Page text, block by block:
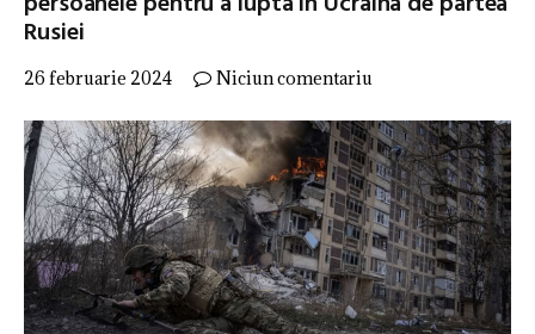
Rusiei
26 februarie 2024 Niciun comentariu